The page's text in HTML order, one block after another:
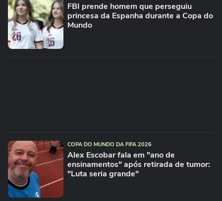
FBI prende homem que perseguiu
princesa da Espanha durante a Copa do
Mundo
COPA DO MUNDO DA FIFA 2026
Alex Escobar fala em "ano de
ensinamentos" após retirada de tumor:
"Luta seria grande"